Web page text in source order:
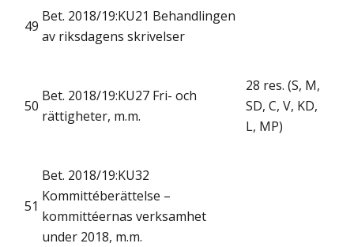
49
Bet. 2018/19:KU21 Behandlingen
av riksdagens skrivelser
50
Bet. 2018/19:KU27 Fri- och
rättigheter, m.m.
28 res. (S, M,
SD, C, V, KD,
L, MP)
51
Bet. 2018/19:KU32
Kommittéberättelse –
kommittéernas verksamhet
under 2018, m.m.